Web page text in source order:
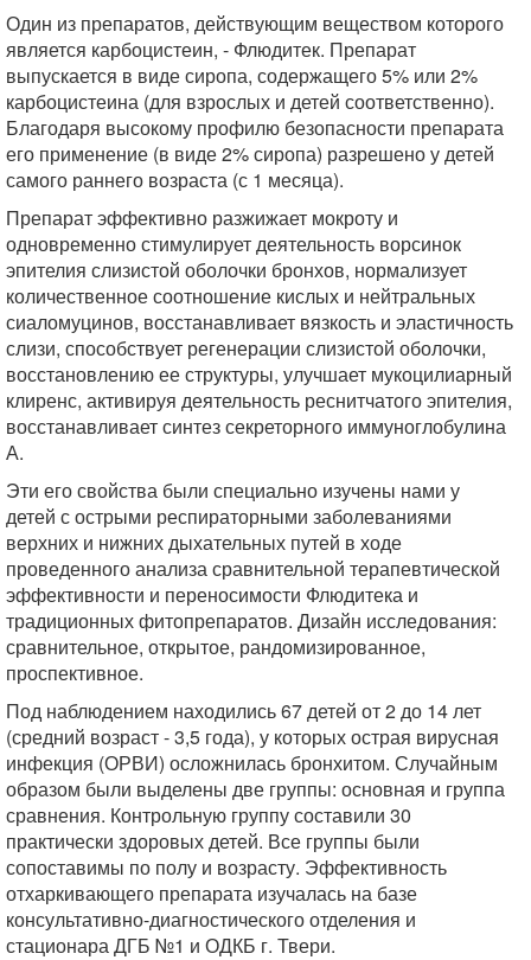
Один из препаратов, действующим веществом которого
является карбоцистеин, - Флюдитек. Препарат
выпускается в виде сиропа, содержащего 5% или 2%
карбоцистеина (для взрослых и детей соответственно).
Благодаря высокому профилю безопасности препарата
его применение (в виде 2% сиропа) разрешено у детей
самого раннего возраста (с 1 месяца).
Препарат эффективно разжижает мокроту и
одновременно стимулирует деятельность ворсинок
эпителия слизистой оболочки бронхов, нормализует
количественное соотношение кислых и нейтральных
сиаломуцинов, восстанавливает вязкость и эластичность
слизи, способствует регенерации слизистой оболочки,
восстановлению ее структуры, улучшает мукоцилиарный
клиренс, активируя деятельность реснитчатого эпителия,
восстанавливает синтез секреторного иммуноглобулина
А.
Эти его свойства были специально изучены нами у
детей с острыми респираторными заболеваниями
верхних и нижних дыхательных путей в ходе
проведенного анализа сравнительной терапевтической
эффективности и переносимости Флюдитека и
традиционных фитопрепаратов. Дизайн исследования:
сравнительное, открытое, рандомизированное,
проспективное.
Под наблюдением находились 67 детей от 2 до 14 лет
(средний возраст - 3,5 года), у которых острая вирусная
инфекция (ОРВИ) осложнилась бронхитом. Случайным
образом были выделены две группы: основная и группа
сравнения. Контрольную группу составили 30
практически здоровых детей. Все группы были
сопоставимы по полу и возрасту. Эффективность
отхаркивающего препарата изучалась на базе
консультативно-диагностического отделения и
стационара ДГБ №1 и ОДКБ г. Твери.